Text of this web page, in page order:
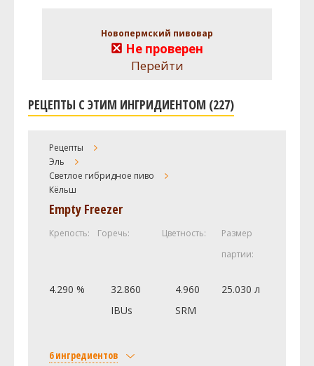
Новопермский пивовар
Не проверен
Перейти
РЕЦЕПТЫ С ЭТИМ ИНГРИДИЕНТОМ (227)
Рецепты
Эль
Светлое гибридное пиво
Кёльш
Empty Freezer
Крепость: Горечь: Цветность:
Размер
партии:
4.290 %
32.860
IBUs
4.960
SRM
25.030 л
6 ингредиентов